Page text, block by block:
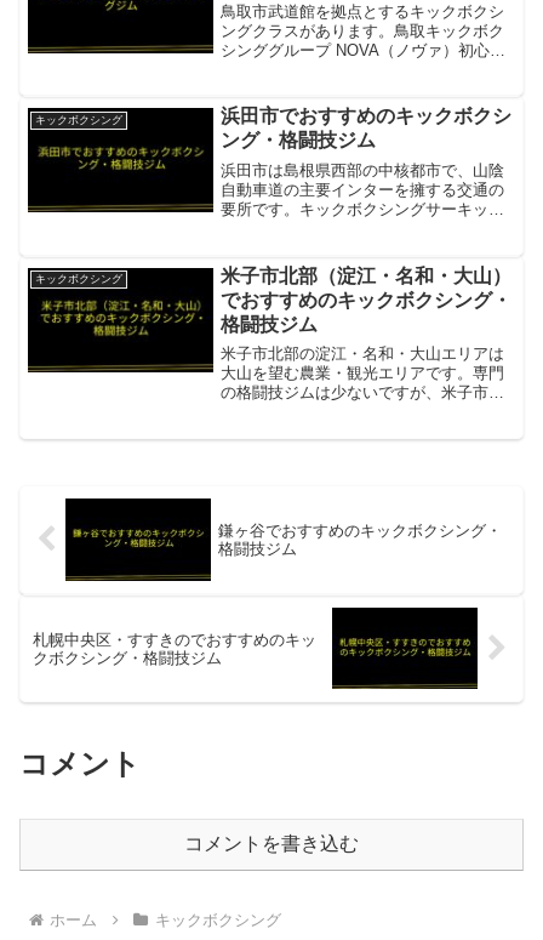
鳥取市武道館を拠点とするキックボクシ
ングクラスがあります。鳥取キックボク
シンググループ NOVA（ノヴァ）初心者
202（鳥取市武道館）営業時間・定休日毎
週定期開催（詳...
キックボクシング
浜田市でおすすめのキックボクシ
ング・格闘技ジム
浜田市は島根県西部の中核都市で、山陰
自動車道の主要インターを擁する交通の
要所です。キックボクシングサーキット
浜田駅から徒歩5分のキックボクシングサ
ーキットジム。...
キックボクシング
米子市北部（淀江・名和・大山）
でおすすめのキックボクシング・
格闘技ジム
米子市北部の淀江・名和・大山エリアは
大山を望む農業・観光エリアです。専門
の格闘技ジムは少ないですが、米子市中
鎌ヶ谷でおすすめのキックボクシング・
格闘技ジム
札幌中央区・すすきのでおすすめのキッ
クボクシング・格闘技ジム
コメント
コメントを書き込む
ホーム キックボクシング